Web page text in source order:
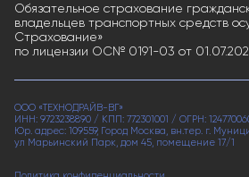
Обязательное страхование
владельцев транспортных средств
Страхование»
по лицензии ОС№ 0191-03 от
ООО «ТЕХНОДРАЙВ-ВГ»
ИНН: 9723238890 / КПП: 772301001 / ОГРН:
Юр. адрес: 109559, Город Москва, вн.тер. г.
ул Марьинский Парк, дом 45, помещение 17/1